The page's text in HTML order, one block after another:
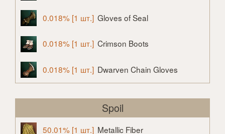
0.018% [1 шт.] Gloves of Seal
0.018% [1 шт.] Crimson Boots
0.018% [1 шт.] Dwarven Chain Gloves
Spoil
50.01% [1 шт.] Metallic Fiber